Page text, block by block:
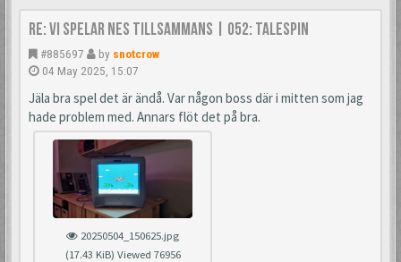
Re: Vi spelar NES tillsammans | 052: TaleSpin
#885697 by snotcrow
04 May 2025, 15:07
Jäla bra spel det är ändå. Var någon boss där i mitten som jag
hade problem med. Annars flöt det på bra.
20250504_150625.jpg
(17.43 KiB) Viewed 76956